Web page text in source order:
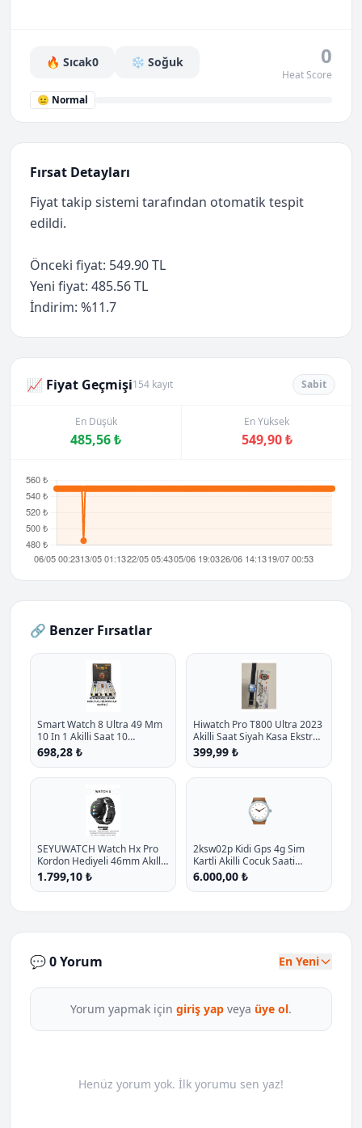
🔥 Sıcak0 ❄️ Soğuk 0
Heat Score
😐 Normal
Fırsat Detayları
Fiyat takip sistemi tarafından otomatik tespit
edildi.
Önceki fiyat: 549.90 TL
Yeni fiyat: 485.56 TL
İndirim: %11.7
📈 Fiyat Geçmişi154 kayıt Sabit
En Düşük
485,56 ₺
En Yüksek
549,90 ₺
🔗 Benzer Fırsatlar
Smart Watch 8 Ultra 49 Mm
10 In 1 Akilli Saat 10
Kordonlu Takvim Spor
Whatsapp Menulu Koruma
698,28 ₺
Hiwatch Pro T800 Ultra 2023
Akilli Saat Siyah Kasa Ekstra
Kordon Hediyeli P - %27.1
İndirim
399,99 ₺
SEYUWATCH Watch Hx Pro
Kordon Hediyeli 46mm Akıllı
Saat Iphone Ve Android Tüm
Telefonlara Uyumlu
1.799,10 ₺
⌚
2ksw02p Kidi Gps 4g Sim
Kartli Akilli Cocuk Saati
Balerin Pembesi P - %14.3
İndirim
6.000,00 ₺
💬 0 Yorum En Yeni
Yorum yapmak için giriş yap veya üye ol.
Henüz yorum yok. İlk yorumu sen yaz!